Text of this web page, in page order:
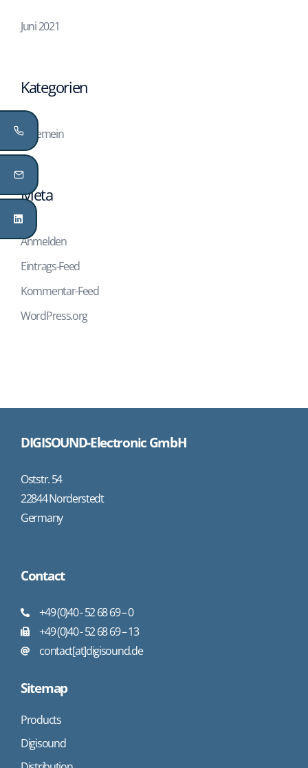
Juni 2021
Kategorien
Allgemein
Meta
Anmelden
Eintrags-Feed
Kommentar-Feed
WordPress.org
DIGISOUND-Electronic GmbH
Oststr. 54
22844 Norderstedt
Germany
Contact
+49 (0)40 - 52 68 69 – 0
+49 (0)40 - 52 68 69 – 13
contact[at]digisound.de
Sitemap
Products
Digisound